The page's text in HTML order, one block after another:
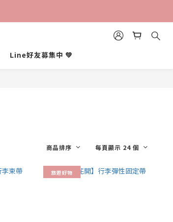
Line好友募集中 💚
商品排序 每頁顯示 24 個
旅遊好物